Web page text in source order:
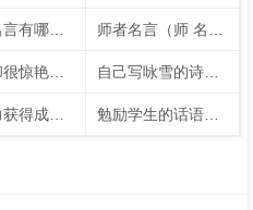
自己写咏雪的诗句（自创咏雪的诗句大全）
勉励学生的话语（勉励学生的话语）